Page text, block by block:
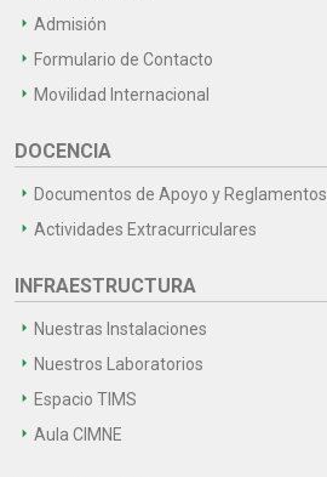
Admisión
Formulario de Contacto
Movilidad Internacional
DOCENCIA
Documentos de Apoyo y Reglamentos
Actividades Extracurriculares
INFRAESTRUCTURA
Nuestras Instalaciones
Nuestros Laboratorios
Espacio TIMS
Aula CIMNE